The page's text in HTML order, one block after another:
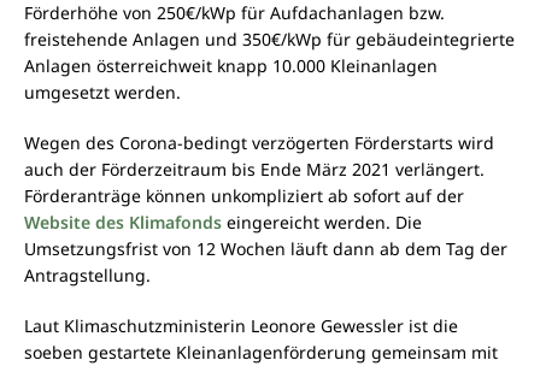
Förderhöhe von 250€/kWp für Aufdachanlagen bzw.
freistehende Anlagen und 350€/kWp für gebäudeintegrierte
Anlagen österreichweit knapp 10.000 Kleinanlagen
umgesetzt werden.
Wegen des Corona-bedingt verzögerten Förderstarts wird
auch der Förderzeitraum bis Ende März 2021 verlängert.
Förderanträge können unkompliziert ab sofort auf der
Website des Klimafonds eingereicht werden. Die
Umsetzungsfrist von 12 Wochen läuft dann ab dem Tag der
Antragstellung.
Laut Klimaschutzministerin Leonore Gewessler ist die
soeben gestartete Kleinanlagenförderung gemeinsam mit